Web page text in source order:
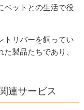
ペットとの生活で役
トリバーを飼ってい
製品たちであり、
連サービス